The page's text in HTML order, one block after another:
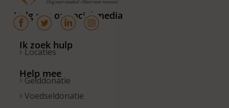
16.00 uur. Op
de vrijdagen
zijn wij
bereikbaar
van 10.00 –
Volg ons op social media
Ik zoek hulp
Locaties
Help mee
Gelddonatie
Voedseldonatie